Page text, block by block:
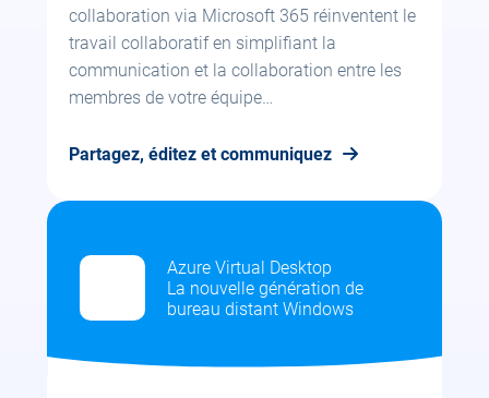
collaboration via Microsoft 365 réinventent le
travail collaboratif en simplifiant la
communication et la collaboration entre les
membres de votre équipe…
Partagez, éditez et communiquez
Azure Virtual Desktop
La nouvelle génération de
bureau distant Windows